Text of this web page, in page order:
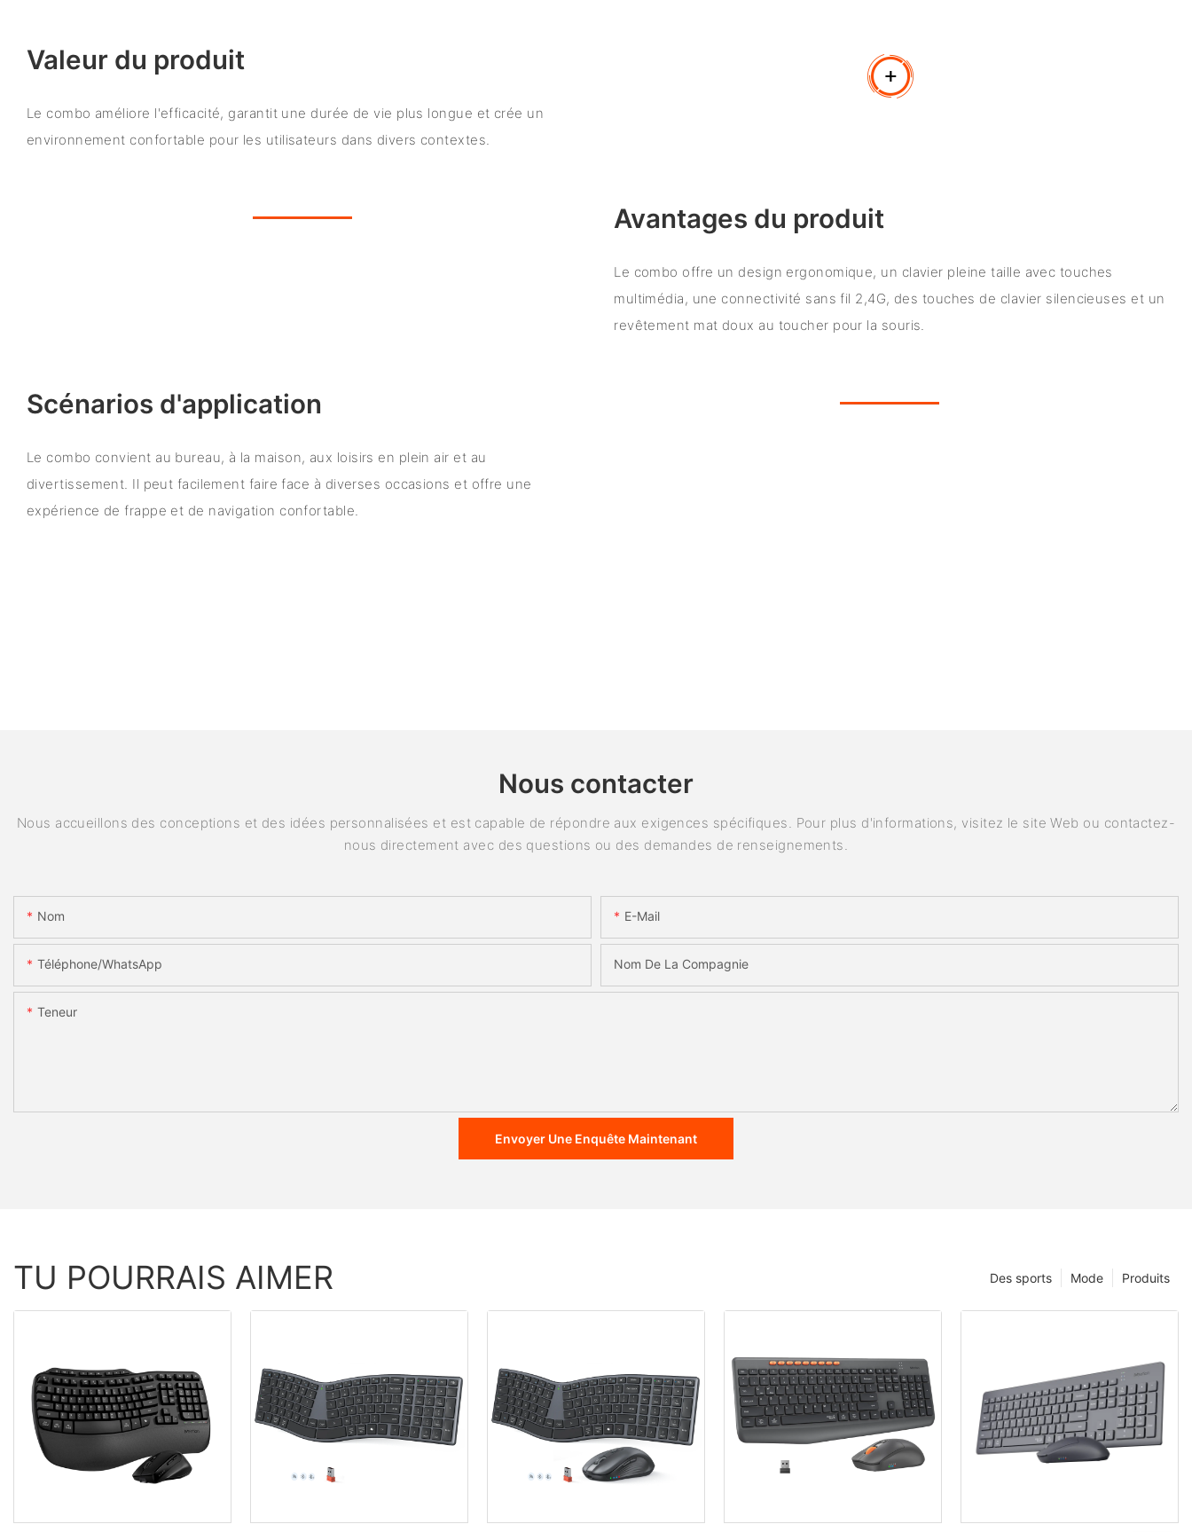
Valeur du produit
Le combo améliore l'efficacité, garantit une durée de vie plus longue et crée un
environnement confortable pour les utilisateurs dans divers contextes.
Avantages du produit
Le combo offre un design ergonomique, un clavier pleine taille avec touches
multimédia, une connectivité sans fil 2,4G, des touches de clavier silencieuses et un
revêtement mat doux au toucher pour la souris.
Scénarios d'application
Le combo convient au bureau, à la maison, aux loisirs en plein air et au
divertissement. Il peut facilement faire face à diverses occasions et offre une
expérience de frappe et de navigation confortable.
Nous contacter
Nous accueillons des conceptions et des idées personnalisées et est capable de répondre aux exigences spécifiques. Pour plus d'informations, visitez le site Web ou contactez-
nous directement avec des questions ou des demandes de renseignements.
Nom E-Mail
Téléphone/WhatsApp Nom De La Compagnie
Teneur
Envoyer Une Enquête Maintenant
TU POURRAIS AIMER Produits
Mode
Des sports